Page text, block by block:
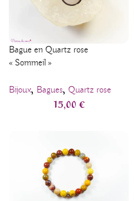
Bague en Quartz rose
« Sommeil »
Bijoux, Bagues, Quartz rose
15,00€